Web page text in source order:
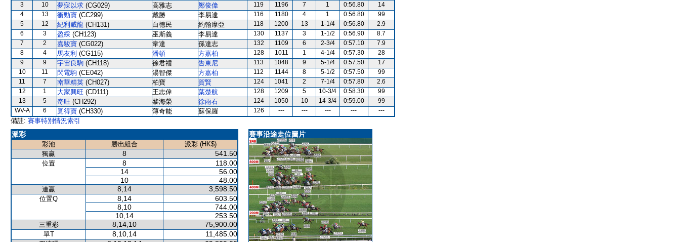
3
10 夢寐以求 (CG029) 高雅志 鄭俊偉 119 1196 7 1 0:56.80
14
4
13 衝勁寶 (CC299) 戴勝 李易達 116 1180 4 1 0:56.80
99
5
12 紀利威龍 (CH131) 白德民 約翰摩亞 118 1200 13 1-1/4 0:56.80
2.9
6
3 盈綵 (CH123) 巫斯義 李易達 130 1137 3 1-1/2 0:56.90
8.7
7
2 嘉駿寶 (CG022) 韋達 孫達志 132 1109 6 2-3/4 0:57.10
7.9
8
4 馬友利 (CG115) 潘頓 方嘉柏 128 1011 1 4-1/4 0:57.30
28
9
9 宇宙良駒 (CH118) 徐君禮 告東尼 113 1048 9 5-1/4 0:57.50
17
10
11 閃電駒 (CE042) 湯智傑 方嘉柏 112 1144 8 5-1/2 0:57.50
99
11
7 南華精英 (CH027) 柏寶 賀賢 124 1041 2 7-1/4 0:57.80
2.6
12
1 大家興旺 (CD111) 王志偉 葉楚航 128 1209 5 10-3/4 0:58.30
99
13
5 奇旺 (CH292) 黎海榮 徐雨石 124 1050 10 14-3/4 0:59.00
99
WV-A
6 覓得寶 (CH330) 薄奇能 蘇保羅 126 --- --- --- --- ---
備註: 賽事特別情況索引
派彩
彩池 勝出組合
派彩 (HK$)
獨贏
8 541.50
位置 8
118.00
14
56.00
10
48.00
連贏 8,14 3,598.50
位置Q 8,14
603.50
8,10
744.00
10,14
253.50
三重彩 8,14,10 75,900.00
單T 8,10,14 11,485.00
賽事沿途走位圖片